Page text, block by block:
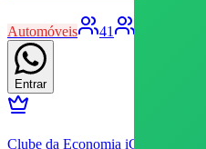
Automóveis 41
Entrar
Clube da Economia iGreen ⚡